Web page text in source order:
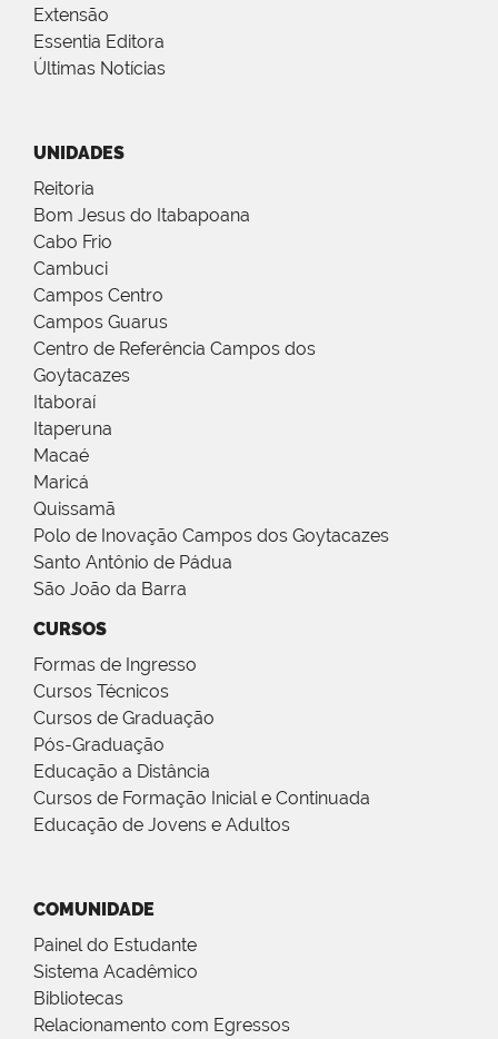
Extensão
Essentia Editora
Últimas Notícias
UNIDADES
Reitoria
Bom Jesus do Itabapoana
Cabo Frio
Cambuci
Campos Centro
Campos Guarus
Centro de Referência Campos dos
Goytacazes
Itaboraí
Itaperuna
Macaé
Maricá
Quissamã
Polo de Inovação Campos dos Goytacazes
Santo Antônio de Pádua
São João da Barra
CURSOS
Formas de Ingresso
Cursos Técnicos
Cursos de Graduação
Pós-Graduação
Educação a Distância
Cursos de Formação Inicial e Continuada
Educação de Jovens e Adultos
COMUNIDADE
Painel do Estudante
Sistema Acadêmico
Bibliotecas
Relacionamento com Egressos